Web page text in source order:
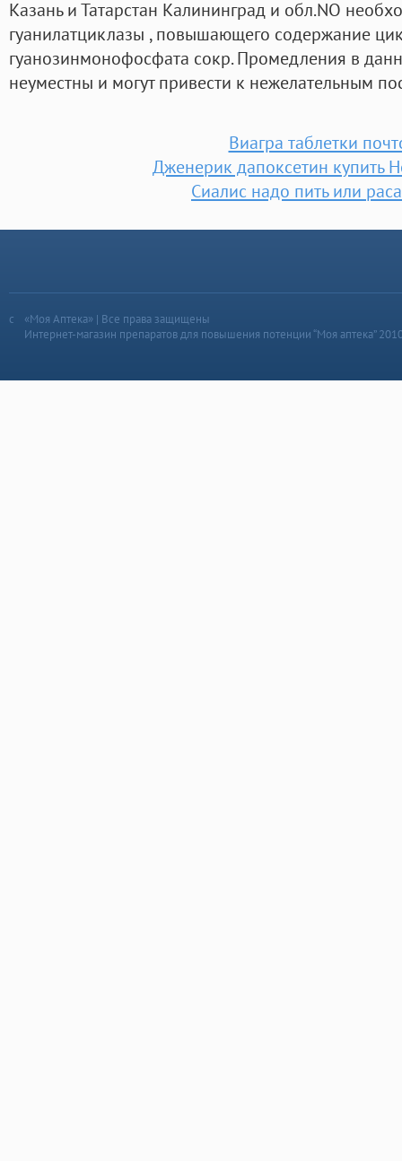
Казань и Татарстан Калининград и обл.NO
гуанилатциклазы , повышающего содержание
гуанозинмонофосфата сокр. Промедления в
неуместны и могут привести к нежелательным
Виагра таблетки
Дженерик дапоксетин купить
Сиалис надо пить или
«Моя Аптека» | Все права защищены
Интернет-магазин препаратов для повышения потенции “Моя аптека”